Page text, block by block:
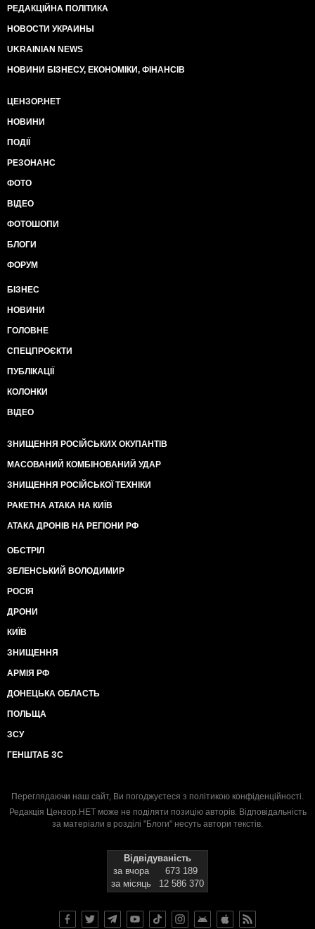
РЕДАКЦІЙНА ПОЛІТИКА
НОВОСТИ УКРАИНЫ
UKRAINIAN NEWS
НОВИНИ БІЗНЕСУ, ЕКОНОМІКИ, ФІНАНСІВ
ЦЕНЗОР.НЕТ
НОВИНИ
ПОДІЇ
РЕЗОНАНС
ФОТО
ВІДЕО
ФОТОШОПИ
БЛОГИ
ФОРУМ
БІЗНЕС
НОВИНИ
ГОЛОВНЕ
СПЕЦПРОЄКТИ
ПУБЛІКАЦІЇ
КОЛОНКИ
ВІДЕО
ЗНИЩЕННЯ РОСІЙСЬКИХ ОКУПАНТІВ
МАСОВАНИЙ КОМБІНОВАНИЙ УДАР
ЗНИЩЕННЯ РОСІЙСЬКОЇ ТЕХНІКИ
РАКЕТНА АТАКА НА КИЇВ
АТАКА ДРОНІВ НА РЕГІОНИ РФ
ОБСТРІЛ
ЗЕЛЕНСЬКИЙ ВОЛОДИМИР
РОСІЯ
ДРОНИ
КИЇВ
ЗНИЩЕННЯ
АРМІЯ РФ
ДОНЕЦЬКА ОБЛАСТЬ
ПОЛЬЩА
ЗСУ
ГЕНШТАБ ЗС
Переглядаючи наш сайт, Ви погоджуєтеся з політикою конфіденційності.
Редакція Цензор.НЕТ може не поділяти позицію авторів. Відповідальність
за матеріали в розділі "Блоги" несуть автори текстів.
Відвідуваність
за вчора
673 189
за місяць
12 586 370